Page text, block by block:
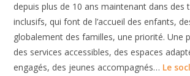
depuis plus de 10 ans maintenant dans des
inclusifs, qui font de l’accueil des enfants,
globalement des familles, une priorité. Une
des services accessibles, des espaces
engagés, des jeunes accompagnés… Le